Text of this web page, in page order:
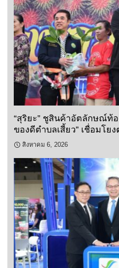
“สุริยะ” ชูสินค้าอัตลักษณ์ท้อ
ของดีตำบลเสี้ยว” เชื่อมโย
สิงหาคม 6, 2026